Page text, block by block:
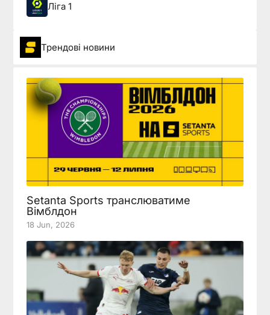
Ліга 1
Трендові новини
Setanta Sports транслюватиме
Вімблдон
18 Jun, 2026